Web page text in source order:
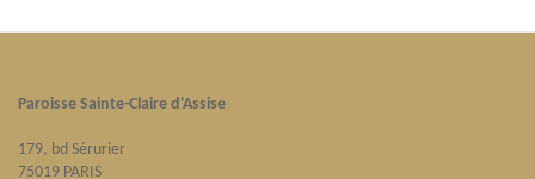
Paroisse Sainte-Claire d'Assise
179, bd Sérurier
75019 PARIS